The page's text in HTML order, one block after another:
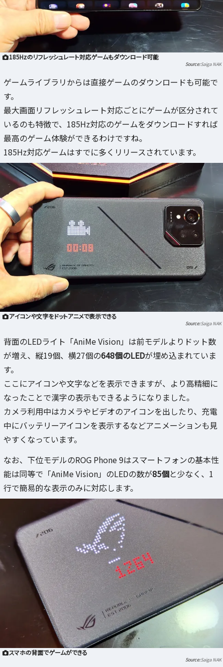
185Hzのリフレッシュレート対応ゲームもダウンロード可能
Saiga NAK
ゲームライブラリからは直接ゲームのダウンロードも可能で
す。
最大画面リフレッシュレート対応ごとにゲームが区分されて
いるのも特徴で、185Hz対応のゲームをダウンロードすれば
最高のゲーム体験ができるわけですね。
185Hz対応ゲームはすでに多くリリースされています。
アイコンや文字をドットアニメで表示できる
Saiga NAK
背面のLEDライト「AniMe Vision」は前モデルよりドット数
が増え、縦19個、横27個の648個のLEDが埋め込まれていま
す。
ここにアイコンや文字などを表示できますが、より高精細に
なったことで漢字の表示もできるようになりました。
カメラ利用中はカメラやビデオのアイコンを出したり、充電
中にバッテリーアイコンを表示するなどアニメーションも見
やすくなっています。
なお、下位モデルのROG Phone 9はスマートフォンの基本性
能は同等で「AniMe Vision」のLEDの数が85個と少なく、1
行で簡易的な表示のみに対応します。
スマホの背面でゲームができる
Saiga NAK